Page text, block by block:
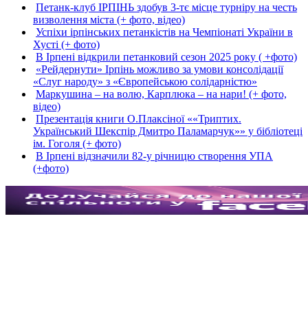
Петанк-клуб ІРПІНЬ здобув 3-тє місце турніру на честь
визволення міста (+ фото, відео)
Успіхи ірпінських петанкістів на Чемпіонаті України в
Хусті (+ фото)
В Ірпені відкрили петанковий сезон 2025 року ( +фото)
«Рейдернути» Ірпінь можливо за умови консолідації
«Слуг народу» з «Європейською солідарністю»
Маркушина – на волю, Карплюка – на нари! (+ фото,
відео)
Презентація книги О.Плаксіної ««Триптих.
Український Шекспір Дмитро Паламарчук»» у бібліотеці
ім. Гоголя (+ фото)
В Ірпені відзначили 82-у річницю створення УПА
(+фото)